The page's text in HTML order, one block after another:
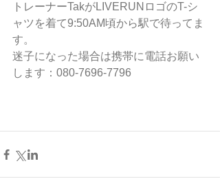
トレーナーTakがLIVERUNロゴのT-シ
ャツを着て9:50AM頃から駅で待ってま
す。
迷子になった場合は携帯に電話お願い
します：080-7696-7796